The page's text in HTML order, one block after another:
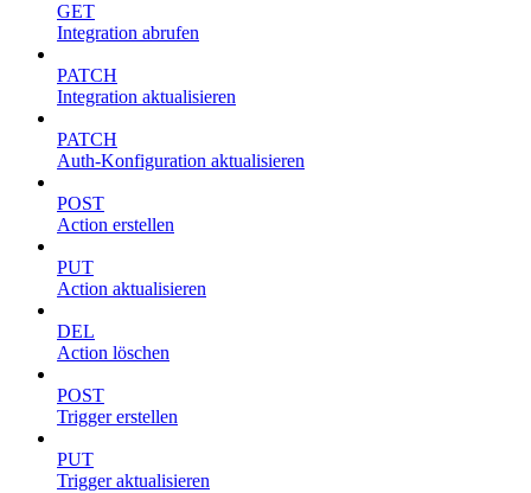
GET
Integration abrufen
PATCH
Integration aktualisieren
PATCH
Auth-Konfiguration aktualisieren
POST
Action erstellen
PUT
Action aktualisieren
DEL
Action löschen
POST
Trigger erstellen
PUT
Trigger aktualisieren